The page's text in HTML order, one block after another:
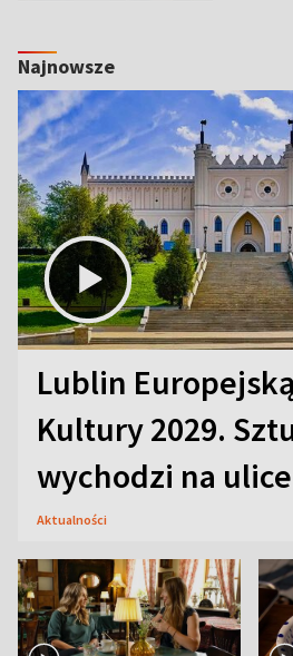
Najnowsze
Lublin
Kultury 2029.
wychodzi na ulice
Aktualności